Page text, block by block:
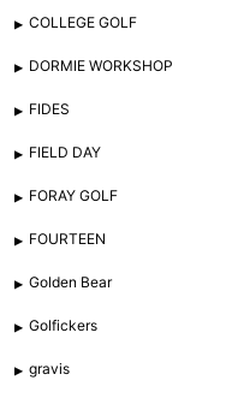
COLLEGE GOLF
DORMIE WORKSHOP
FIDES
FIELD DAY
FORAY GOLF
FOURTEEN
Golden Bear
Golfickers
gravis